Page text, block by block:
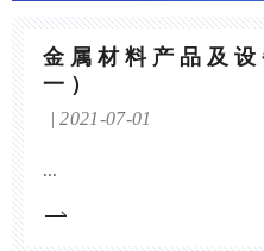
金属材料产品及
一）
2021-07-01
...